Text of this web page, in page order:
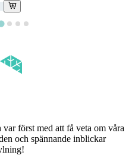
först med att få veta om våra
och spännande inblickar